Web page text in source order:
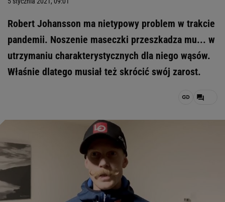
Robert Johansson ma nietypowy problem w trakcie
pandemii. Noszenie maseczki przeszkadza mu... w
utrzymaniu charakterystycznych dla niego wąsów.
Właśnie dlatego musiał też skrócić swój zarost.